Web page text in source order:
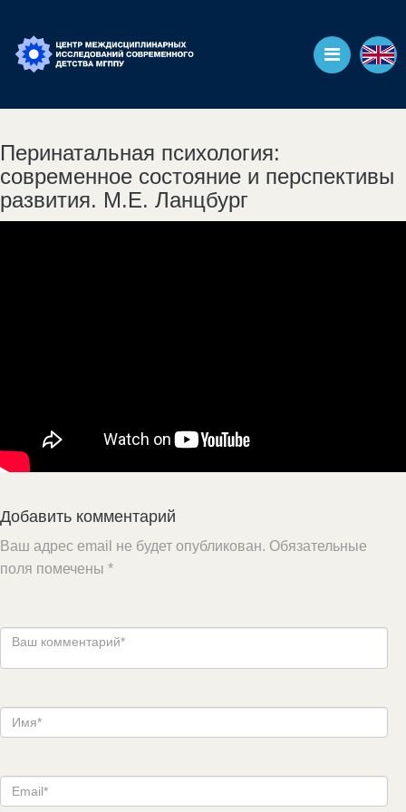
Перинатальная психология:
современное состояние и перспективы
развития. М.Е. Ланцбург
Добавить комментарий
Ваш адрес email не будет опубликован. Обязательные
поля помечены *